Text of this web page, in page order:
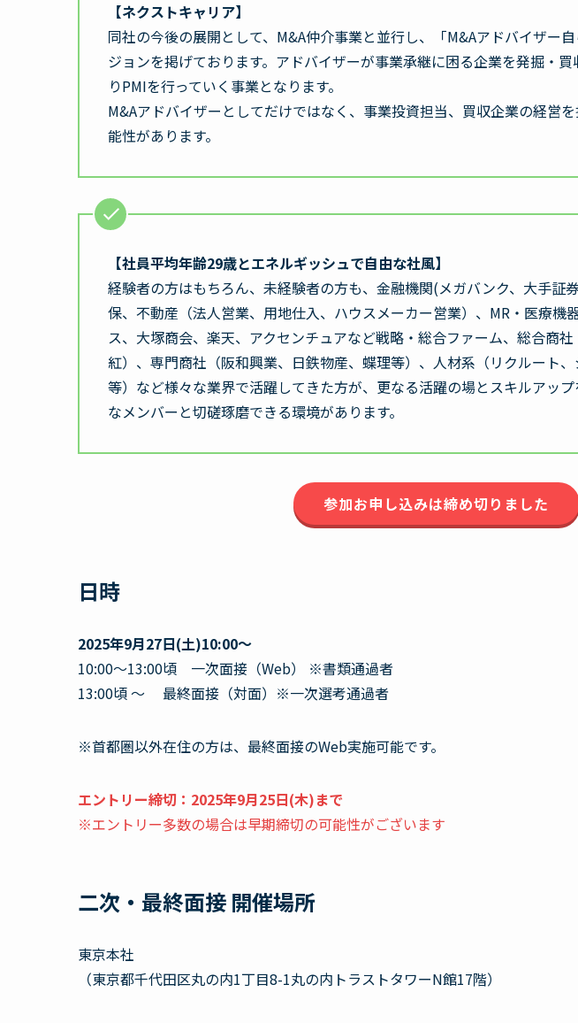
【ネクストキャリア】
同社の今後の展開として、M&A仲介事業と並行し、「M&Aアドバイザー
ジョンを掲げております。アドバイザーが事業承継に困る企業を発掘・
りPMIを行っていく事業となります。
M&Aアドバイザーとしてだけではなく、事業投資担当、買収企業の経営
能性があります。
【社員平均年齢29歳とエネルギッシュで自由な社風】
経験者の方はもちろん、未経験者の方も、金融機関(メガバンク、大手証
保、不動産（法人営業、用地仕入、ハウスメーカー営業）、MR・医療機
ス、大塚商会、楽天、アクセンチュアなど戦略・総合ファーム、総合商
紅）、専門商社（阪和興業、日鉄物産、蝶理等）、人材系（リクルート
等）など様々な業界で活躍してきた方が、更なる活躍の場とスキルアッ
なメンバーと切磋琢磨できる環境があります。
参加お申し込みは締め切りました
日時
2025年9月27日(土)10:00～
10:00～13:00頃 一次面接（Web） ※書類通過者
13:00頃 ～ 最終面接（対面）※一次選考通過者
※首都圏以外在住の方は、最終面接のWeb実施可能です。
エントリー締切：2025年9月25日(木)まで
※エントリー多数の場合は早期締切の可能性がございます
二次・最終面接 開催場所
東京本社
（東京都千代田区丸の内1丁目8-1丸の内トラストタワーN館17階）